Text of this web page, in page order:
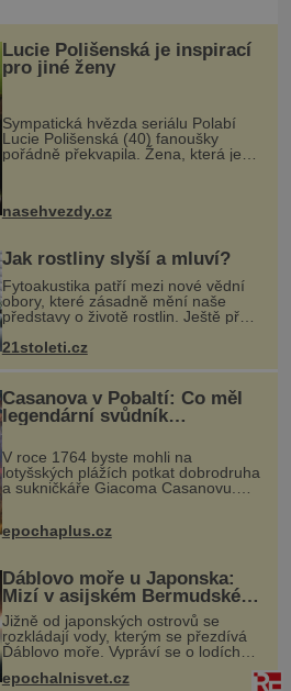
Lucie Polišenská je inspirací
pro jiné ženy
Sympatická hvězda seriálu Polabí
Lucie Polišenská (40) fanoušky
pořádně překvapila. Žena, která je
nasehvezdy.cz
Jak rostliny slyší a mluví?
Fytoakustika patří mezi nové vědní
obory, které zásadně mění naše
představy o životě rostlin. Ještě před
několika desetiletími byly rostliny
považovány za tiché a pasivní
21stoleti.cz
Casanova v Pobaltí: Co měl
legendární svůdník
společného se svobodnými
zednáři?
V roce 1764 byste mohli na
lotyšských plážích potkat dobrodruha
a sukničkáře Giacoma Casanovu.
Jeho cesta k Baltskému moři však
pracovní cestou se zištnými úmysly.
epochaplus.cz
Ďáblovo moře u Japonska:
Mizí v asijském Bermudském
trojúhelníku lodě ve spárech
neznámé síly?
Jižně od japonských ostrovů se
rozkládají vody, kterým se přezdívá
Ďáblovo moře. Vypráví se o lodích
mizejících beze stopy, podivných
světlech, zrádných proudech i
epochalnisvet.cz